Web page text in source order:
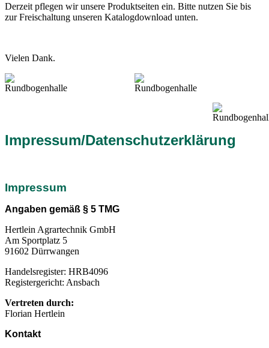
Derzeit pflegen wir unsere Produktseiten ein. Bitte nutzen Sie bis
zur Freischaltung unseren Katalogdownload unten.
Vielen Dank.
Impressum/Datenschutzerklärung
Impressum
Angaben gemäß § 5 TMG
Hertlein Agrartechnik GmbH
Am Sportplatz 5
91602 Dürrwangen
Handelsregister: HRB4096
Registergericht: Ansbach
Vertreten durch:
Florian Hertlein
Kontakt